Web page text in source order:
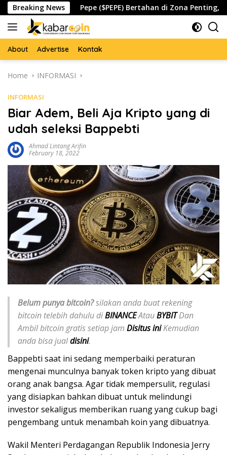
Skip
to
content
Breaking NewsPepe ($PEPE) Bertahan di Zona Penting, Akankah
About Advertise Kontak
Home INFORMASI
INFORMASI
Biar Adem, Beli Aja Kripto yang di
udah seleksi Bappebti
Ahmad Lintang Arifin
February 18, 2022
Belum punya bitcoin?silakan anda buat rekening
bitcoin telebih dahulu diBINANCEAtauBYBITDan
Ambil bitcoin gratis setiap jam Disitus iniKemudian
anda bisa jualdisini.
Bappebti saat ini sedang memperbaiki peraturan
mengenai munculnya banyak token kripto yang dibuat
orang anak bangsa. Agar tidak mempersulit, regulasi
yang disiapkan bahkan dibuat untuk melindungi
investor sekaligus memberikan ruang yang cukup bagi
pengembang untuk menambah koin yang dibuatnya.
Wakil Menteri Perdagangan Republik Indonesia Jerry